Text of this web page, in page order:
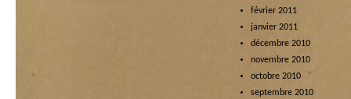
février 2011
janvier 2011
décembre 2010
novembre 2010
octobre 2010
septembre 2010